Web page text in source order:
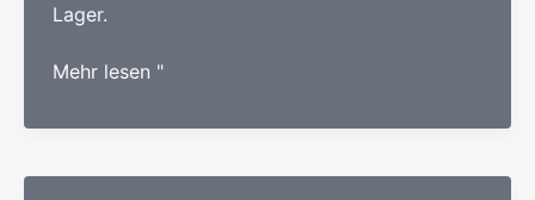
Lager.
Spezifische
in
(EVs)
Mehr lesen "